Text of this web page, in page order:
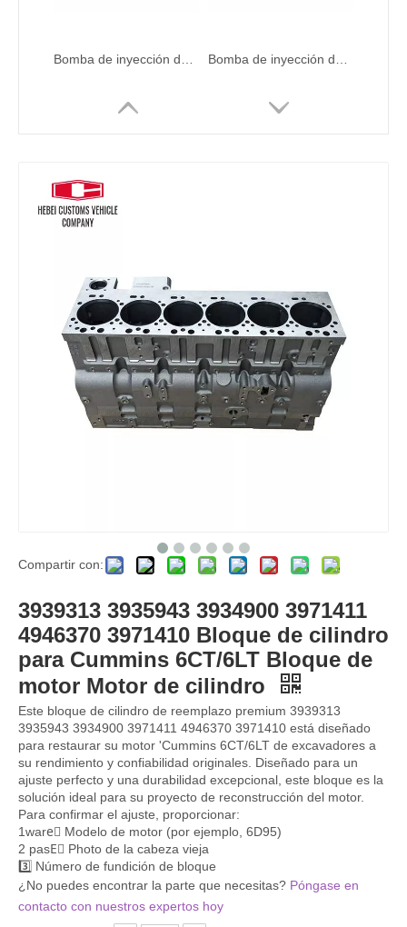
Bomba de combustible 24046345 22905123 VOE24046345 VOE22905123 MOTOR INDUSTRIA BOMBA DE ACEITE NUEVA COMBUSTIBLE EC200 EC210 EC240 EC290 EC300 Para el motor de camiones de automóviles Factory de bombas de pistón hidráulico 4990443 Bloque de cilindro para Komatsu PC400-7 Piezas de proveedor de cabezales de cilindro Motor 6D107 Motor
Compartir con:
3939313 3935943 3934900 3971411
4946370 3971410 Bloque de cilindro
para Cummins 6CT/6LT Bloque de
motor Motor de cilindro
Este bloque de cilindro de reemplazo premium 3939313
3935943 3934900 3971411 4946370 3971410 está diseñado
para restaurar su motor 'Cummins 6CT/6LT de excavadores a
su rendimiento y confiabilidad originales. Diseñado para un
ajuste perfecto y una durabilidad excepcional, este bloque es la
solución ideal para su proyecto de reconstrucción del motor.
Para confirmar el ajuste, proporcionar:
1ware⃣ Modelo de motor (por ejemplo, 6D95)
2 pasE⃣ Photo de la cabeza vieja
3️⃣ Número de fundición de bloque
¿No puedes encontrar la parte que necesitas? Póngase en
contacto con nuestros expertos hoy